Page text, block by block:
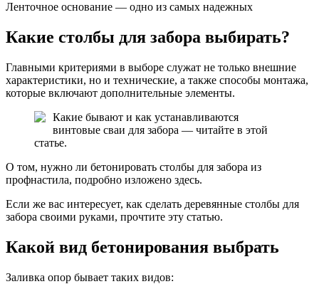
Ленточное основание — одно из самых надежных
Какие столбы для забора выбирать?
Главными критериями в выборе служат не только внешние
характеристики, но и технические, а также способы монтажа,
которые включают дополнительные элементы.
Какие бывают и как устанавливаются
винтовые сваи для забора — читайте в этой
статье.
О том, нужно ли бетонировать столбы для забора из
профнастила, подробно изложено здесь.
Если же вас интересует, как сделать деревянные столбы для
забора своими руками, прочтите эту статью.
Какой вид бетонирования выбрать
Заливка опор бывает таких видов: